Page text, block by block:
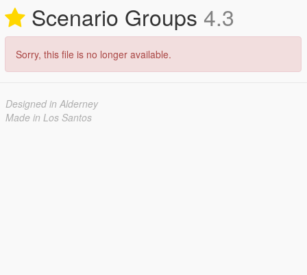
Scenario Groups 4.3
Sorry, this file is no longer available.
Designed in Alderney
Made in Los Santos